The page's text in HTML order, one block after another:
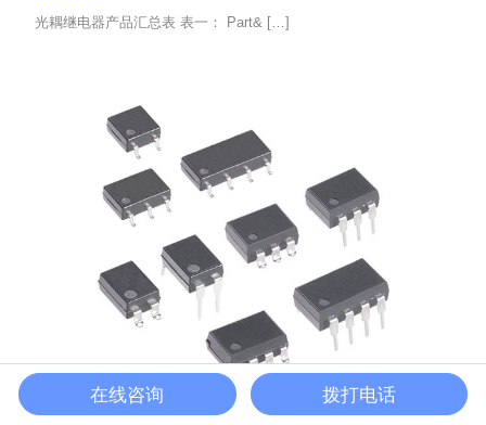
光耦继电器产品汇总表 表一： Part& […]
兼容AQY210EHA光耦,FTY282S国产替换
在线咨询 拨打电话